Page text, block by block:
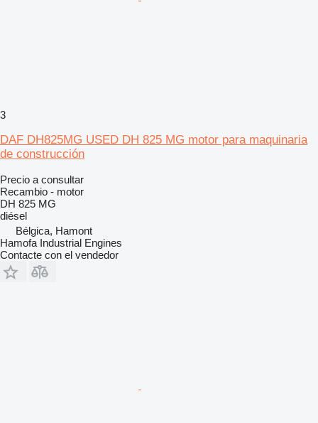
3
DAF DH825MG USED DH 825 MG motor para maquinaria
de construcción
Precio a consultar
Recambio - motor
DH 825 MG
diésel
Bélgica, Hamont
Hamofa Industrial Engines
Contacte con el vendedor